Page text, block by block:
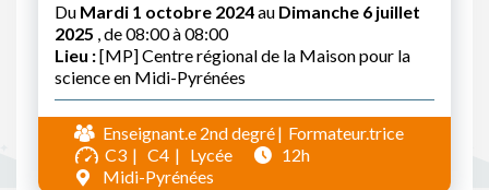
Du Mardi 1 octobre 2024au Dimanche 6 juillet
2025 , de 08:00 à 08:00
Lieu :[MP] Centre régional de la Maison pour la
science en Midi-Pyrénées
Enseignant.e 2nd degré
Formateur.trice
C3
C4 Lycée
12h
Midi-Pyrénées